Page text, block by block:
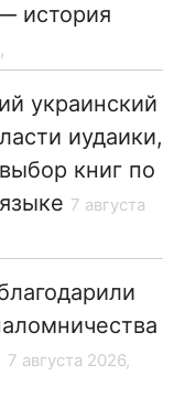
история
украинский
иудаики,
книг по
7 августа
7 августа 2026,